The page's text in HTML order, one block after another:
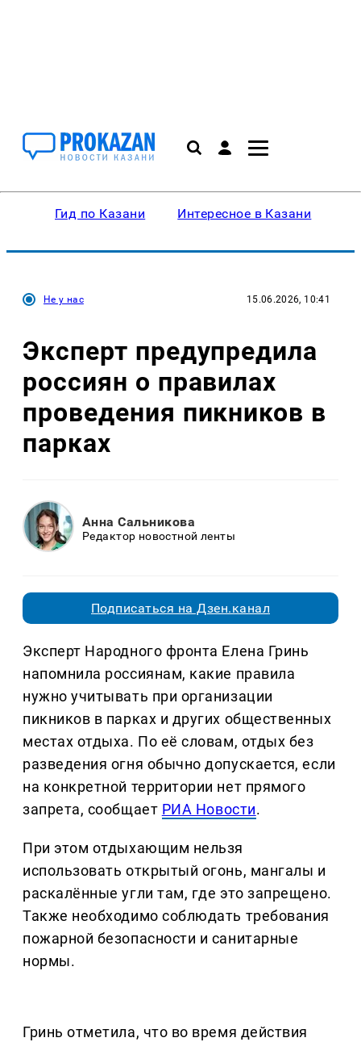
Гид по Казани Интересное в Казани
Не у нас 15.06.2026, 10:41
Эксперт предупредила
россиян о правилах
проведения пикников в
парках
Анна Сальникова
Редактор новостной ленты
Подписаться на Дзен.канал
Эксперт Народного фронта Елена Гринь
напомнила россиянам, какие правила
нужно учитывать при организации
пикников в парках и других общественных
местах отдыха. По её словам, отдых без
разведения огня обычно допускается, если
на конкретной территории нет прямого
запрета, сообщает РИА Новости.
При этом отдыхающим нельзя
использовать открытый огонь, мангалы и
раскалённые угли там, где это запрещено.
Также необходимо соблюдать требования
пожарной безопасности и санитарные
нормы.
Гринь отметила, что во время действия